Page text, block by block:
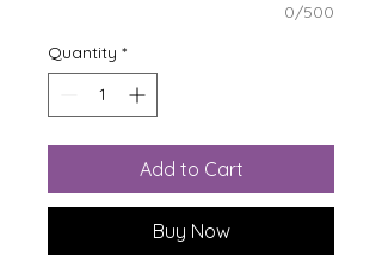
0/500
Quantity *
Add to Cart
Buy Now